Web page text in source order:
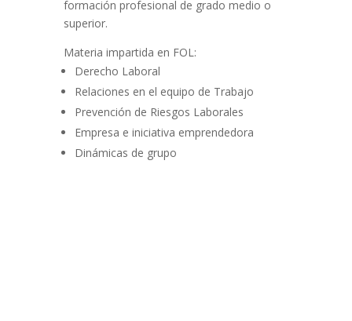
formación profesional de grado medio o
superior.
Materia impartida en FOL:
Derecho Laboral
Relaciones en el equipo de Trabajo
Prevención de Riesgos Laborales
Empresa e iniciativa emprendedora
Dinámicas de grupo